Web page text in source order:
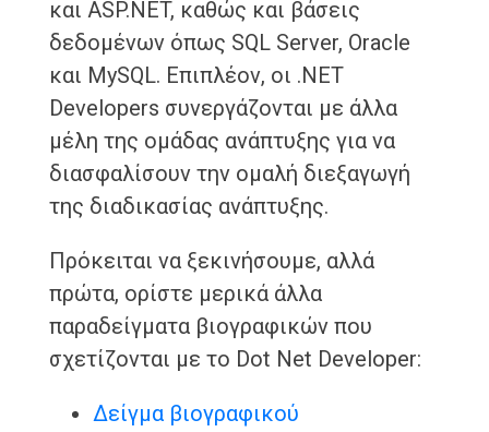
και ASP.NET, καθώς και βάσεις
δεδομένων όπως SQL Server, Oracle
και MySQL. Επιπλέον, οι .NET
Developers συνεργάζονται με άλλα
μέλη της ομάδας ανάπτυξης για να
διασφαλίσουν την ομαλή διεξαγωγή
της διαδικασίας ανάπτυξης.
Πρόκειται να ξεκινήσουμε, αλλά
πρώτα, ορίστε μερικά άλλα
παραδείγματα βιογραφικών που
σχετίζονται με το Dot Net Developer:
Δείγμα βιογραφικού